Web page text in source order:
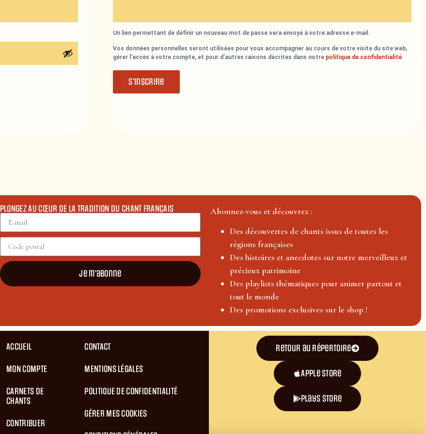
Un lien permettant de définir un nouveau mot de passe sera envoyé à votre adresse e-mail.
Vos données personnelles seront utilisées pour vous accompagner au cours de votre visite du site web,
gérer l’accès à votre compte, et pour d’autres raisons décrites dans notre politique de confidentialité.
S’inscrire
PLONGEZ AU CŒUR DE LA TRADITION DU CHANT FRANÇAIS
Je m'abonne
Abonnez-vous et découvrez :
Des découvertes de chants issus de toutes les
régions françaises
Des histoires et anecdotes sur notre merveilleux et
précieux patrimoine
Des playlists thématiques pour animer partout et
tout le monde
Des promotions exclusives sur le shop !
ACCUEIL
MON COMPTE
CARNETS DE
CHANTS
CONTRIBUER
CONTACT
MENTIONS LÉGALES
POLITIQUE DE CONFIDENTIALITÉ
GÉRER MES COOKIES
Retour au répertoire
Apple Store
plays store